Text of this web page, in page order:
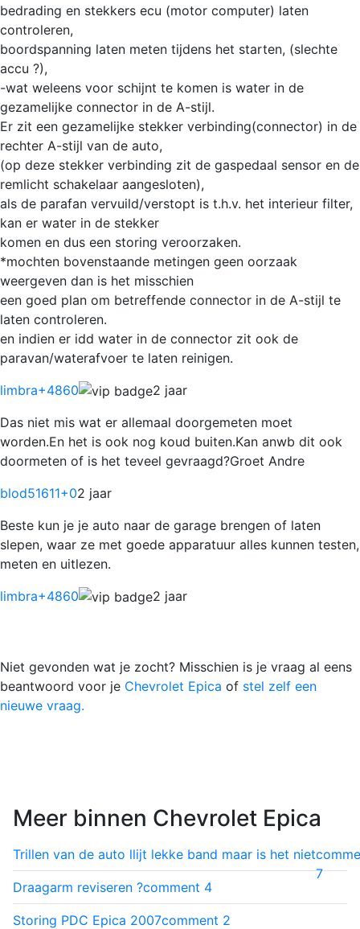
bedrading en stekkers ecu (motor computer) laten
controleren,
boordspanning laten meten tijdens het starten, (slechte
accu ?),
-wat weleens voor schijnt te komen is water in de
gezamelijke connector in de A-stijl.
Er zit een gezamelijke stekker verbinding(connector) in de
rechter A-stijl van de auto,
(op deze stekker verbinding zit de gaspedaal sensor en de
remlicht schakelaar aangesloten),
als de parafan vervuild/verstopt is t.h.v. het interieur filter,
kan er water in de stekker
komen en dus een storing veroorzaken.
*mochten bovenstaande metingen geen oorzaak
weergeven dan is het misschien
een goed plan om betreffende connector in de A-stijl te
laten controleren.
en indien er idd water in de connector zit ook de
paravan/waterafvoer te laten reinigen.
limbra+4860
2 jaar
Das niet mis wat er allemaal doorgemeten moet
worden.En het is ook nog koud buiten.Kan anwb dit ook
doormeten of is het teveel gevraagd?Groet Andre
blod51611+02 jaar
Beste kun je je auto naar de garage brengen of laten
slepen, waar ze met goede apparatuur alles kunnen testen,
meten en uitlezen.
limbra+4860 2 jaar
Niet gevonden wat je zocht? Misschien is je vraag al eens
beantwoord voor je Chevrolet Epica of stel zelf een
nieuwe vraag.
Meer binnen Chevrolet Epica
Trillen van de auto llijt lekke band maar is het niet
7
Draagarm reviseren ?comment 4
Storing PDC Epica 2007comment 2